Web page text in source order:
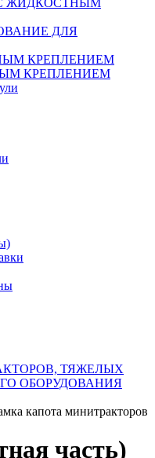
ЖИДКОСТНЫМ
ДЛЯ
КРЕПЛЕНИЕМ
КРЕПЛЕНИЕМ
ТЯЖЕЛЫХ
ОБОРУДОВАНИЯ
капота минитракторов
часть)